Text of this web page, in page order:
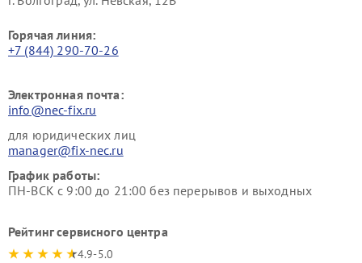
Горячая линия:
+7 (844) 290-70-26
Электронная почта:
info@nec-fix.ru
для юридических лиц
manager@fix-nec.ru
График работы:
ПН-ВСК с 9:00 до 21:00 без перерывов и выходных
Рейтинг сервисного центра
4.9-5.0